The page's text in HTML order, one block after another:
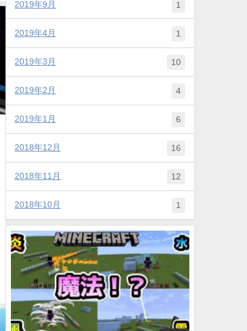
2019年9月 1
2019年4月 1
2019年3月 10
2019年2月 4
2019年1月 6
2018年12月 16
2018年11月 12
2018年10月 1